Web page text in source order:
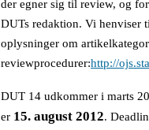
der egner sig til review, og
DUTs redaktion. Vi henviser
oplysninger om
reviewprocedurer:http://
DUT 14 udkommer i marts
er 15. august 2012.